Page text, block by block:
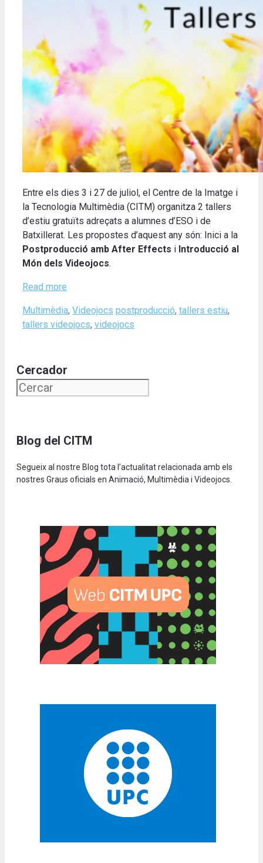
Entre els dies 3 i 27 de juliol, el Centre de la Imatge i
la Tecnologia Multimèdia (CITM) organitza 2 tallers
d’estiu gratuïts adreçats a alumnes d’ESO i de
Batxillerat. Les propostes d’aquest any són: Inici a la
Postproducció amb After Effects i Introducció al
Món dels Videojocs.
Read more
Categories
Multimèdia, Videojocs Tags
postproducció, tallers estiu,
tallers videojocs, videojocs
Cercador
Blog del CITM
Segueix al nostre Blog tota l’actualitat relacionada amb els
nostres Graus oficials en Animació, Multimèdia i Videojocs.